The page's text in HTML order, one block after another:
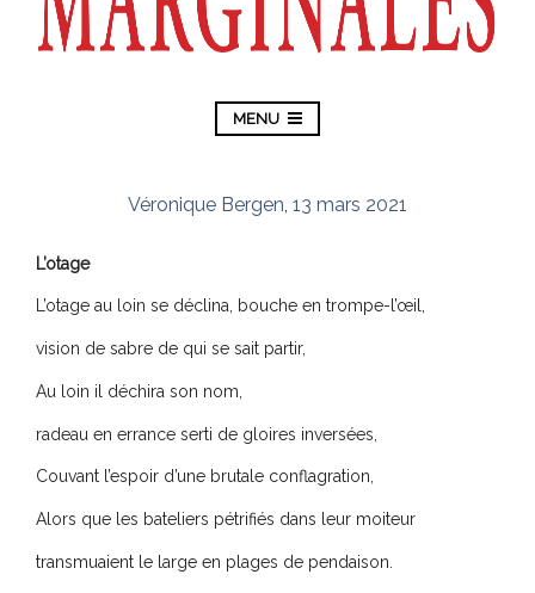
MENU
Véronique Bergen 13 mars 2021
L’otage
L’otage au loin se déclina, bouche en trompe-l’œil,
vision de sabre de qui se sait partir,
Au loin il déchira son nom,
radeau en errance serti de gloires inversées,
Couvant l’espoir d’une brutale conflagration,
Alors que les bateliers pétrifiés dans leur moiteur
transmuaient le large en plages de pendaison.